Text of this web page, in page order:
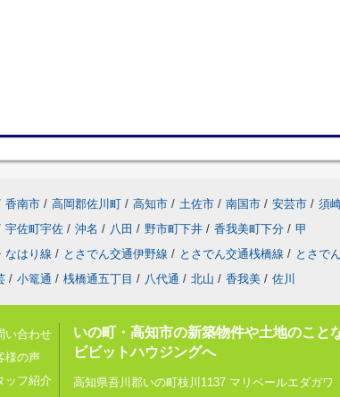
香南市 / 高岡郡佐川町 / 高知市 / 土佐市 / 南国市 / 安芸市 / 須
宇佐町宇佐 / 沖名 / 八田 / 野市町下井 / 香我美町下分 / 甲
なはり線 / とさでん交通伊野線 / とさでん交通桟橋線 / とさで
/ 小篭通 / 桟橋通五丁目 / 八代通 / 北山 / 香我美 / 佐川
い合わせ
様の声
ッフ紹介
いの町・高知市の新築物件や土地のこと
ビビットハウジングへ
高知県吾川郡いの町枝川1137 マリベールエダガワ